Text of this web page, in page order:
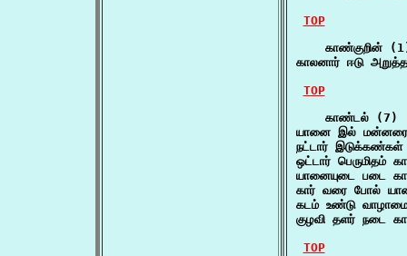
TOP
காண்குறின்
காலனார் ஈடு
TOP
    காண்டல் (7)
யானை இல்
நட்டார்
ஒட்டார்
யானையுடை படை
கார் வரை போல்
கடம் உண்டு
குழவி தளர் நடை
TOP